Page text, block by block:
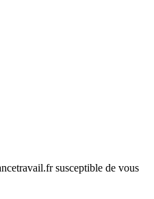
susceptible de vous